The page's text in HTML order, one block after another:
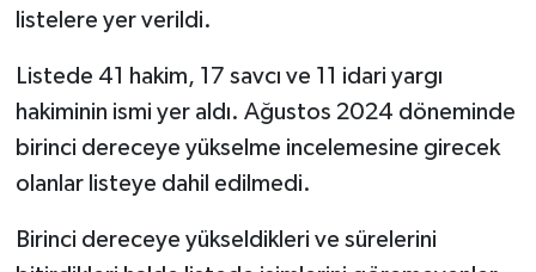
listelere yer verildi.
Listede 41 hakim, 17 savcı ve 11 idari yargı
hakiminin ismi yer aldı. Ağustos 2024 döneminde
birinci dereceye yükselme incelemesine girecek
olanlar listeye dahil edilmedi.
Birinci dereceye yükseldikleri ve sürelerini
Burdur Müftülüğü
Bursa Müftülüğü
Çanakkale Müftülüğü
Ekonomi
Duyurular
Podcast